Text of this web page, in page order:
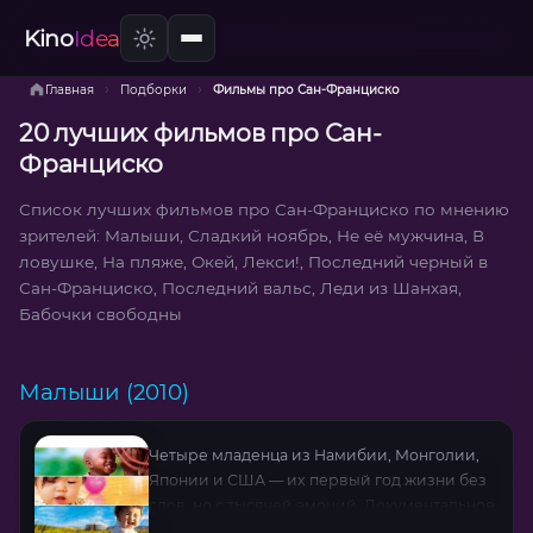
KinoIdea
Главная › Подборки › Фильмы про Сан-Франциско
20 лучших фильмов про Сан-
Франциско
Список лучших фильмов про Сан-Франциско по мнению
зрителей: Малыши, Сладкий ноябрь, Не её мужчина, В
ловушке, На пляже, Окей, Лекси!, Последний черный в
Сан-Франциско, Последний вальс, Леди из Шанхая,
Бабочки свободны
Малыши (2010)
Четыре младенца из Намибии, Монголии,
Японии и США — их первый год жизни без